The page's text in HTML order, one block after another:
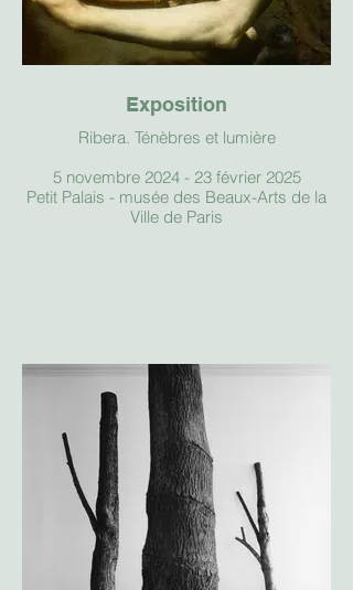
Exposition
Ribera. Ténèbres et lumière
5 novembre 2024 - 23 février 2025
Petit Palais - musée des Beaux-Arts de la
Ville de Paris